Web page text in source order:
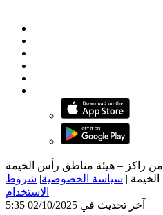
حقوق الطبع والنشر لعام 2026 من راكز – هيئة مناطق رأس الخيمة
| سياسة الخصوصية| شروط
الاستخدام
آخر تحديث في 02/10/2025 5:35